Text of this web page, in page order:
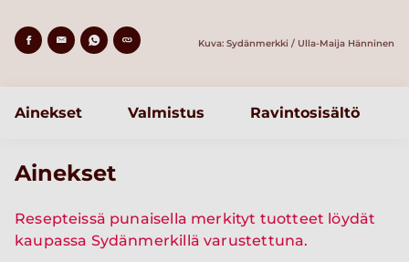
Kuva: Sydänmerkki / Ulla-Maija Hänninen
Ainekset Valmistus Ravintosisältö
Ainekset
Resepteissä punaisella merkityt tuotteet löydät
kaupassa Sydänmerkillä varustettuna.